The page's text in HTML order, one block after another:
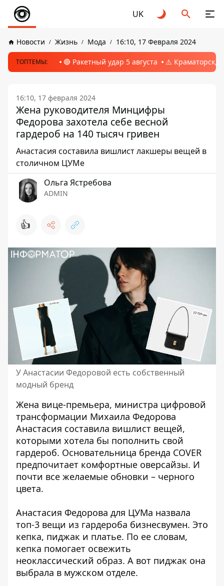
UK
Новости Жизнь Мода 16:10, 17 Февраля 2024
ТОПТЕМЫ: 🔴 Ракетный удар 5 августа ⚠️ Краматорск,
16:10, 17 февраля 2024
Жена руководителя Минцифры
Федорова захотела себе весной
гардероб на 140 тысяч гривен
Анастасия составила вишлист лакшеры вещей в
столичном ЦУМе
Ольга Ястребова
ADMIN
👍
У Анастасии Федоровой есть собственный
модный бренд
Жена вице-премьера, министра цифровой
трансформации Михаила Федорова
Анастасия составила вишлист вещей,
которыми хотела бы пополнить свой
гардероб. Основательница бренда COVER
предпочитает комфортные оверсайзы. И
почти все желаемые обновки – черного
цвета.
Анастасия Федорова для ЦУМа назвала
топ-3 вещи из гардероба бизнесвумен. Это
кепка, пиджак и платье. По ее словам,
кепка помогает освежить
неоклассический образ. А вот пиджак она
выбрала в мужском отделе.